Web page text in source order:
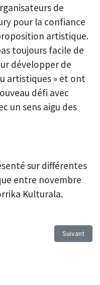
de
pour la confiance
artistique.
toujours facile de
développer de
artistiques » et ont
défi avec
un sens aigu des
sur différentes
entre novembre
Kulturala.
Article
Suivant